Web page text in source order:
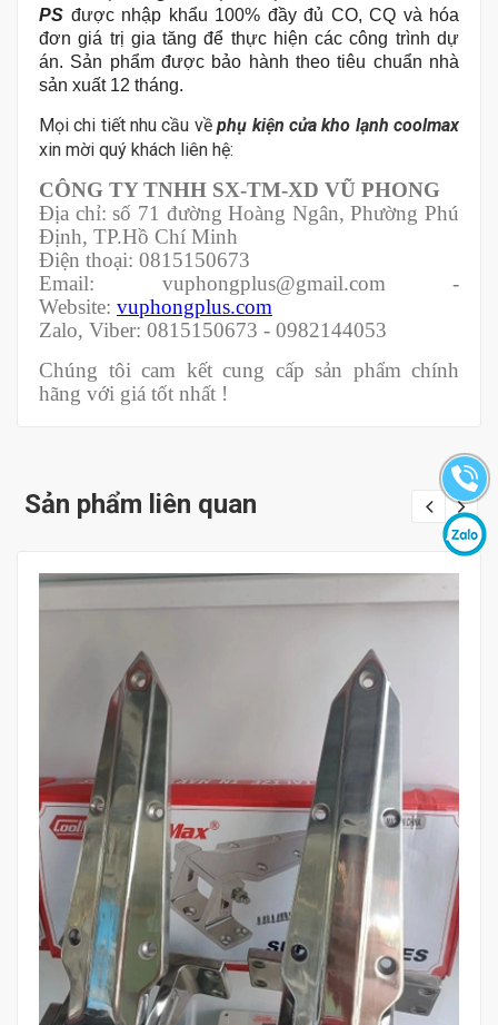
PS được nhập khẩu 100% đầy đủ CO, CQ và hóa
đơn giá trị gia tăng để thực hiện các công trình dự
án. Sản phẩm được bảo hành theo tiêu chuẩn nhà
sản xuất 12 tháng.
Mọi chi tiết nhu cầu vềphụ kiện cửa kho lạnh coolmax
xin mời quý khách liên hệ:
CÔNG TY TNHH SX-TM-XD VŨ PHONG
Địa chỉ: số 71 đường Hoàng Ngân, Phường Phú
Định, TP.Hồ Chí Minh
Điện thoại: 0815150673
Email: vuphongplus@gmail.com -
Website: vuphongplus.com
Zalo, Viber: 0815150673 - 0982144053
Chúng tôi cam kết cung cấp sản phẩm chính
hãng với giá tốt nhất !
Sản phẩm liên quan
Mua hàng